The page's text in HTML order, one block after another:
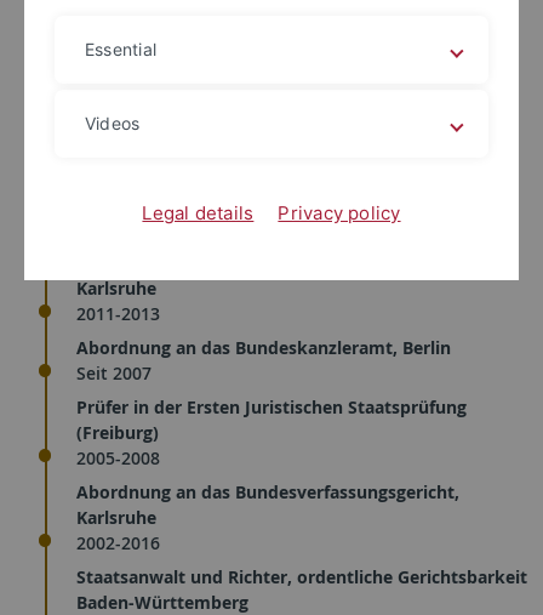
Richter am Bundesgerichtshof, Karlsruhe
Karlsruhe
2011-2013
Abordnung an das Bundeskanzleramt, Berlin
Seit 2007
Prüfer in der Ersten Juristischen Staatsprüfung
(Freiburg)
2005-2008
Abordnung an das Bundesverfassungsgericht,
Karlsruhe
2002-2016
Staatsanwalt und Richter, ordentliche Gerichtsbarkeit
Baden-Württemberg
Essential
Videos
Legal details Privacy policy